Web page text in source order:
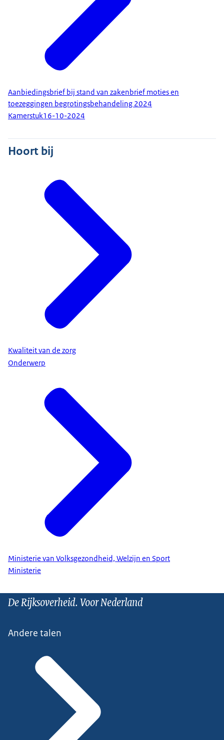
Aanbiedingsbrief bij stand van zakenbrief moties en
toezeggingen begrotingsbehandeling 2024
Kamerstuk16-10-2024
Hoort bij
Kwaliteit van de zorg
Onderwerp
Ministerie van Volksgezondheid, Welzijn en Sport
Ministerie
De Rijksoverheid. Voor Nederland
Andere talen